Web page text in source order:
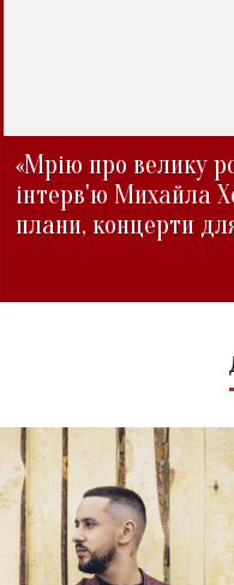
«Мрію про велику
інтерв'ю Михайла
плани, концерти